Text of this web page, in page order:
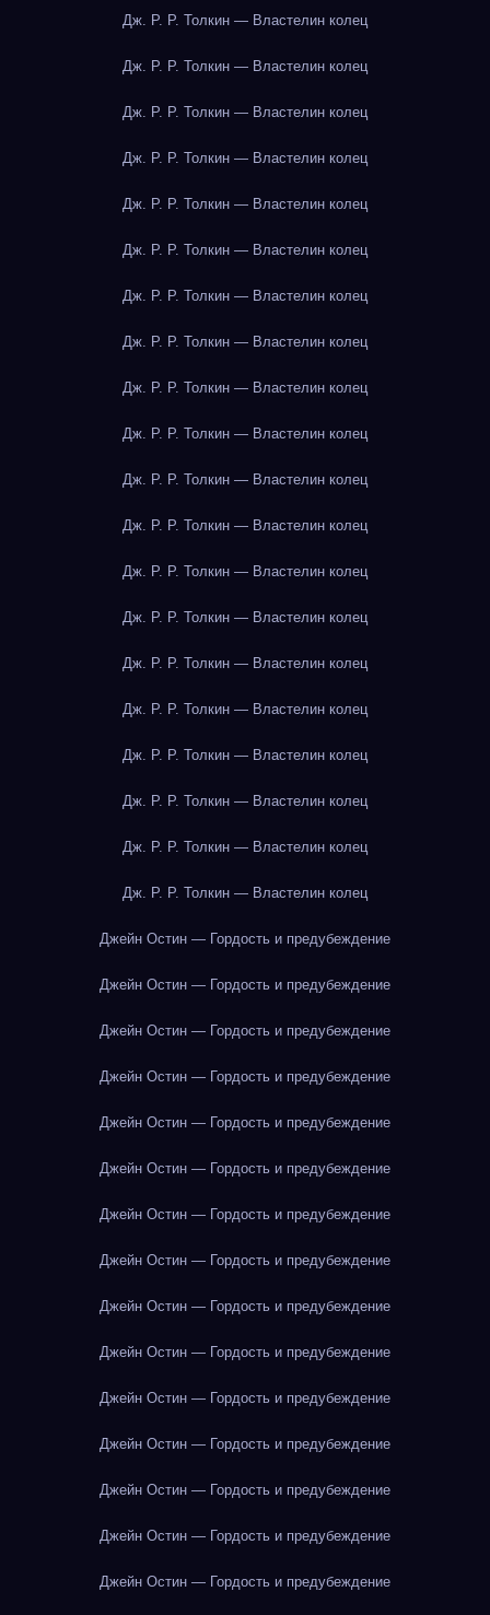
Дж. Р. Р. Толкин — Властелин колец
Дж. Р. Р. Толкин — Властелин колец
Дж. Р. Р. Толкин — Властелин колец
Дж. Р. Р. Толкин — Властелин колец
Дж. Р. Р. Толкин — Властелин колец
Дж. Р. Р. Толкин — Властелин колец
Дж. Р. Р. Толкин — Властелин колец
Дж. Р. Р. Толкин — Властелин колец
Дж. Р. Р. Толкин — Властелин колец
Дж. Р. Р. Толкин — Властелин колец
Дж. Р. Р. Толкин — Властелин колец
Дж. Р. Р. Толкин — Властелин колец
Дж. Р. Р. Толкин — Властелин колец
Дж. Р. Р. Толкин — Властелин колец
Дж. Р. Р. Толкин — Властелин колец
Дж. Р. Р. Толкин — Властелин колец
Дж. Р. Р. Толкин — Властелин колец
Дж. Р. Р. Толкин — Властелин колец
Дж. Р. Р. Толкин — Властелин колец
Дж. Р. Р. Толкин — Властелин колец
Джейн Остин — Гордость и предубеждение
Джейн Остин — Гордость и предубеждение
Джейн Остин — Гордость и предубеждение
Джейн Остин — Гордость и предубеждение
Джейн Остин — Гордость и предубеждение
Джейн Остин — Гордость и предубеждение
Джейн Остин — Гордость и предубеждение
Джейн Остин — Гордость и предубеждение
Джейн Остин — Гордость и предубеждение
Джейн Остин — Гордость и предубеждение
Джейн Остин — Гордость и предубеждение
Джейн Остин — Гордость и предубеждение
Джейн Остин — Гордость и предубеждение
Джейн Остин — Гордость и предубеждение
Джейн Остин — Гордость и предубеждение